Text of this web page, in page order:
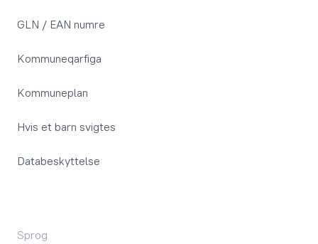
GLN / EAN numre
Kommuneqarfiga
Kommuneplan
Hvis et barn svigtes
Databeskyttelse
Sprog